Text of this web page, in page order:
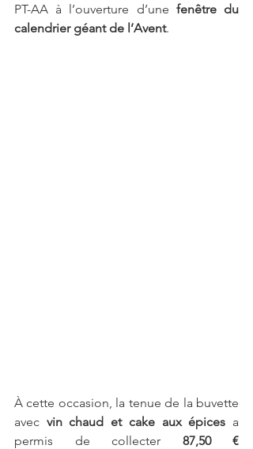
PT-AA à l’ouverture d’une fenêtre du
calendrier géant de l’Avent.
À cette occasion, la tenue de la buvette
avec vin chaud et cake aux épices a
permis de collecter 87,50 €